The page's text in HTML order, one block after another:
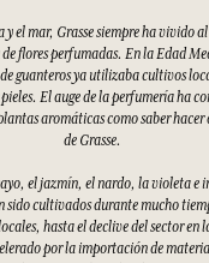
y el mar, Grasse siempre ha vivido
de flores perfumadas. En la Edad
guanteros ya utilizaba cultivos
El auge de la perfumería ha
aromáticas como saber hacer
de Grasse.
el jazmín, el nardo, la violeta e
sido cultivados durante mucho
hasta el declive del sector en
por la importación de